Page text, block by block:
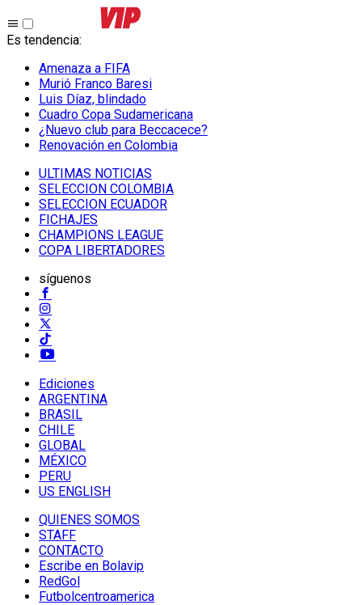
Es tendencia:
Amenaza a FIFA
Murió Franco Baresi
Luis Díaz, blindado
Cuadro Copa Sudamericana
¿Nuevo club para Beccacece?
Renovación en Colombia
ULTIMAS NOTICIAS
SELECCION COLOMBIA
SELECCION ECUADOR
FICHAJES
CHAMPIONS LEAGUE
COPA LIBERTADORES
síguenos
Ediciones
ARGENTINA
BRASIL
CHILE
GLOBAL
MÉXICO
PERU
US ENGLISH
QUIENES SOMOS
STAFF
CONTACTO
Escribe en Bolavip
RedGol
Futbolcentroamerica